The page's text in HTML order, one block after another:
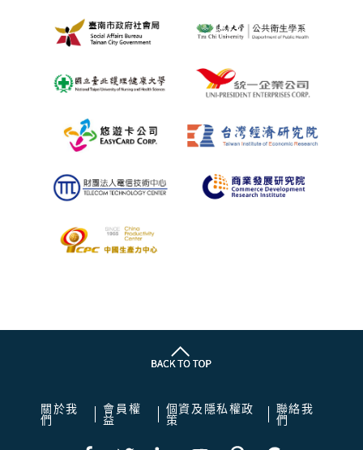
關於我
們
會員權
益
個資及隱私權政
策
聯絡我
們